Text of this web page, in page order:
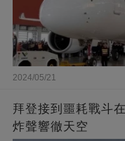
2024/05/21
拜登接到噩耗戰斗
炸聲響徹天空